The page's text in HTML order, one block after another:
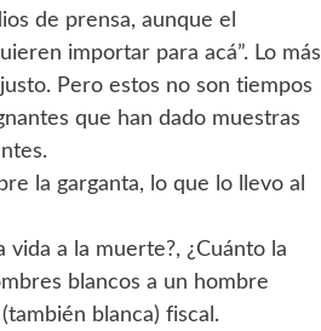
de prensa, aunque el
importar para acá”. Lo más
Pero estos no son tiempos
que han dado muestras
la garganta, lo que lo llevo al
a la muerte?, ¿Cuánto la
blancos a un hombre
blanca) fiscal.